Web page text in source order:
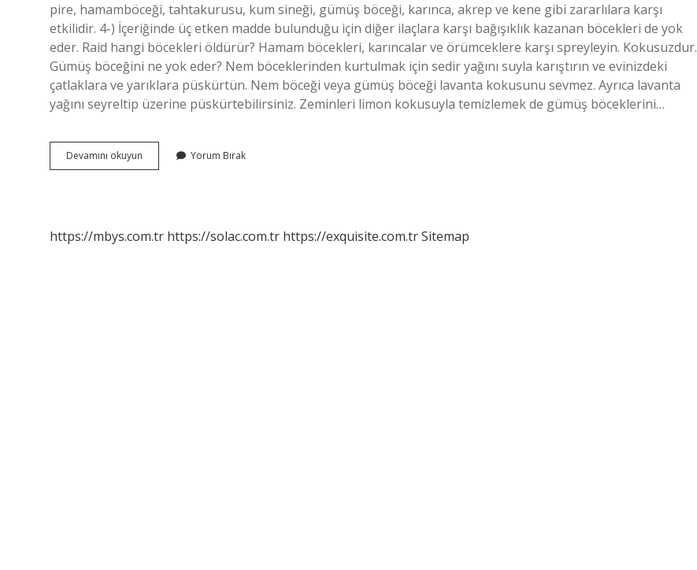
pire, hamamböceği, tahtakurusu, kum sineği, gümüş böceği, karınca, akrep ve kene gibi zararlılara karşı
etkilidir. 4-) İçeriğinde üç etken madde bulunduğu için diğer ilaçlara karşı bağışıklık kazanan böcekleri de yok
eder. Raid hangi böcekleri öldürür? Hamam böcekleri, karıncalar ve örümceklere karşı spreyleyin. Kokusuzdur.
Gümüş böceğini ne yok eder? Nem böceklerinden kurtulmak için sedir yağını suyla karıştırın ve evinizdeki
çatlaklara ve yarıklara püskürtün. Nem böceği veya gümüş böceği lavanta kokusunu sevmez. Ayrıca lavanta
yağını seyreltip üzerine püskürtebilirsiniz. Zeminleri limon kokusuyla temizlemek de gümüş böceklerini…
Devamını okuyun
Gümüş
Yorum Bırak
https://mbys.com.tr https://solac.com.tr https://exquisite.com.trSitemap